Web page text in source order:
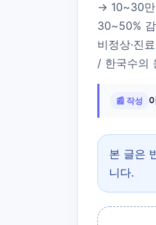
→ 10~30만
30~50%
비정상·진
/ 한국수의
📰 작성
본 글은
니다.